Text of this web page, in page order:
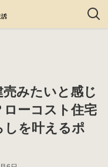
みたいと感じ
ローコスト住宅
しを叶えるポ